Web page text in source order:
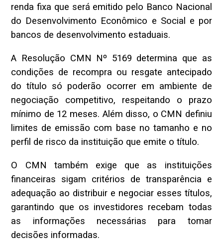
renda fixa que será emitido pelo Banco Nacional
do Desenvolvimento Econômico e Social e por
bancos de desenvolvimento estaduais.
A Resolução CMN Nº 5169 determina que as
condições de recompra ou resgate antecipado
do título só poderão ocorrer em ambiente de
negociação competitivo, respeitando o prazo
mínimo de 12 meses. Além disso, o CMN definiu
limites de emissão com base no tamanho e no
perfil de risco da instituição que emite o título.
O CMN também exige que as instituições
financeiras sigam critérios de transparência e
adequação ao distribuir e negociar esses títulos,
garantindo que os investidores recebam todas
as informações necessárias para tomar
decisões informadas.